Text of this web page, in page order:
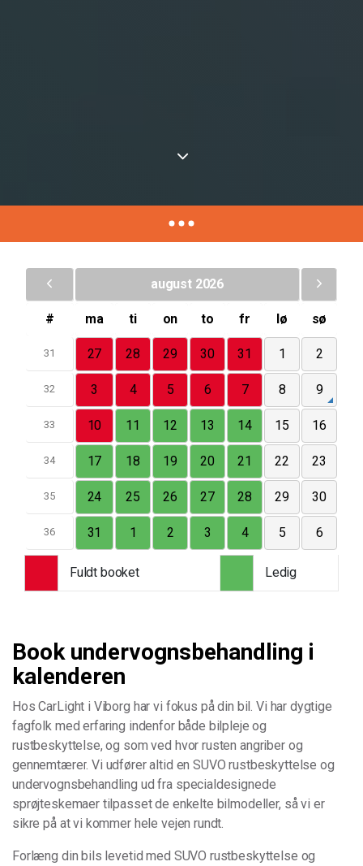
Book undervognsbehandling i
kalenderen
Hos CarLight i Viborg har vi fokus på din bil. Vi har dygtige
fagfolk med erfaring indenfor både bilpleje og
rustbeskyttelse, og som ved hvor rusten angriber og
gennemtærer. Vi udfører altid en SUVO rustbeskyttelse og
undervognsbehandling ud fra specialdesignede
sprøjteskemaer tilpasset de enkelte bilmodeller, så vi er
sikre på at vi kommer hele vejen rundt.
Forlæng din bils levetid med SUVO rustbeskyttelse og
august 2026
# ma ti on to fr lø sø
31 27 28 29 30 31 1 2
32 3 4 5 6 7 8 9
33 10 11 12 13 14 15 16
34 17 18 19 20 21 22 23
35 24 25 26 27 28 29 30
36 31 1 2 3 4 5 6
Fuldt booket Ledig